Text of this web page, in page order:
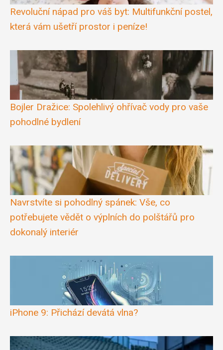
Revoluční nápad pro váš byt: Multifunkční postel,
která vám ušetří prostor i peníze!
Bojler Dražice: Spolehlivý ohřívač vody pro vaše
pohodlné bydlení
Navrstvíte si pohodlný spánek: Vše, co
potřebujete vědět o výplních do polštářů pro
dokonalý interiér
iPhone 9: Přichází devátá vlna?